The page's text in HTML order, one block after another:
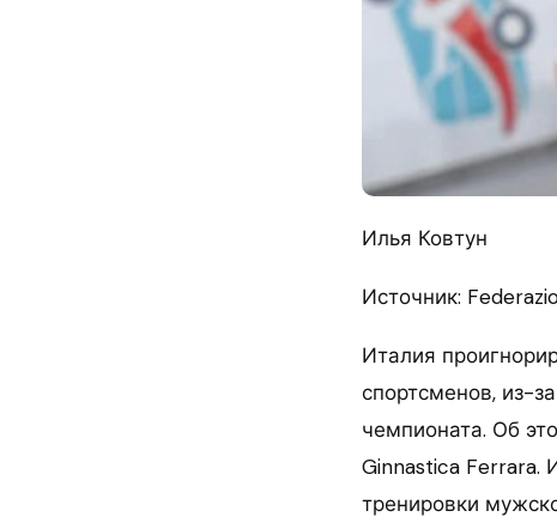
Илья Ковтун
Источник:
Италия
спортсменов, из-
чемпионата. Об
Ginnastica Ferrara.
тренировки